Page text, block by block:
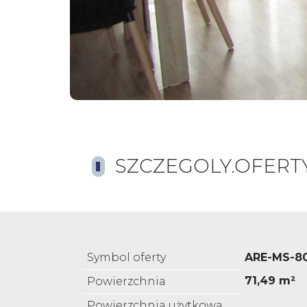
Symbol oferty
ARE-MS-
Powierzchnia
71,49 m²